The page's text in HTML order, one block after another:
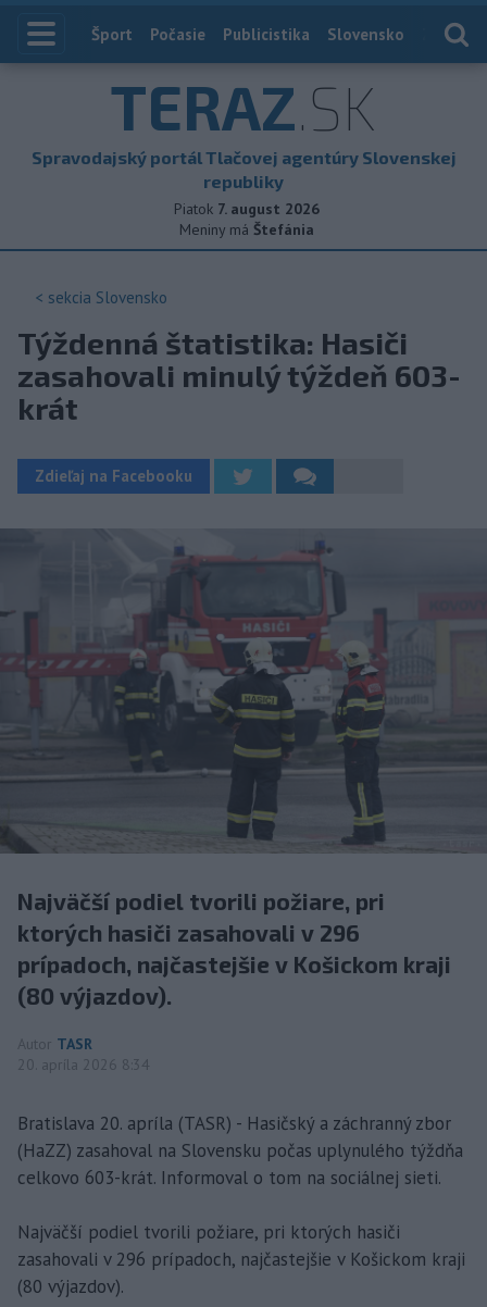
Index
Šport Počasie Publicistika Slovensko
TERAZ.SK
Spravodajský portál Tlačovej agentúry Slovenskej
republiky
Piatok 7. august 2026
Meniny má Štefánia
< sekcia Slovensko
Týždenná štatistika: Hasiči
zasahovali minulý týždeň 603-
krát
Zdieľaj na Facebooku
Najväčší podiel tvorili požiare, pri
ktorých hasiči zasahovali v 296
prípadoch, najčastejšie v Košickom kraji
(80 výjazdov).
Autor TASR
20. apríla 2026 8:34
Bratislava 20. apríla (TASR) - Hasičský a záchranný zbor
(HaZZ) zasahoval na Slovensku počas uplynulého týždňa
celkovo 603-krát. Informoval o tom na sociálnej sieti.
Najväčší podiel tvorili požiare, pri ktorých hasiči
zasahovali v 296 prípadoch, najčastejšie v Košickom kraji
(80 výjazdov).